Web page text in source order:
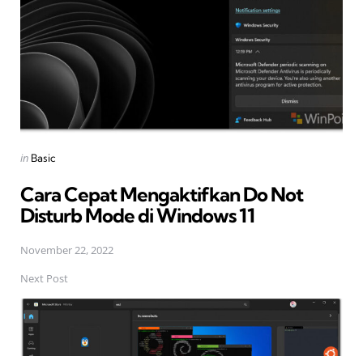
Posted
in Basic
Cara Cepat Mengaktifkan Do Not
Disturb Mode di Windows 11
November 22, 2022
Next Post